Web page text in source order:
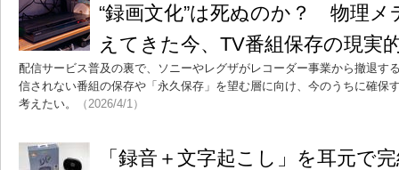
“録画文化”は死ぬのか？ 物理メ
えてきた今、TV番組保存の現実
配信サービス普及の裏で、ソニーやレグザがレコーダー事業から撤退す
信されない番組の保存や「永久保存」を望む層に向け、今のうちに確保
考えたい。
（2026/4/1）
「録音＋文字起こし」を耳元で